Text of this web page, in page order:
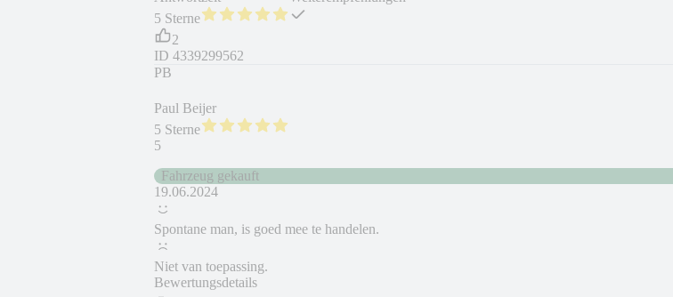
5 Sterne
2
ID 4339299562
PB
Paul Beijer
5 Sterne
5
Fahrzeug gekauft
19.06.2024
Spontane man, is goed mee te handelen.
Niet van toepassing.
Bewertungsdetails